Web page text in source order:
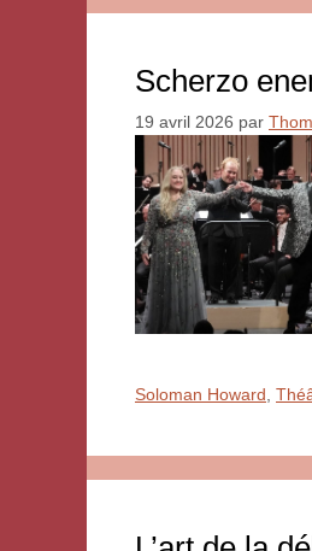
Scherzo
19 avril 2026 par
Soloman Howard